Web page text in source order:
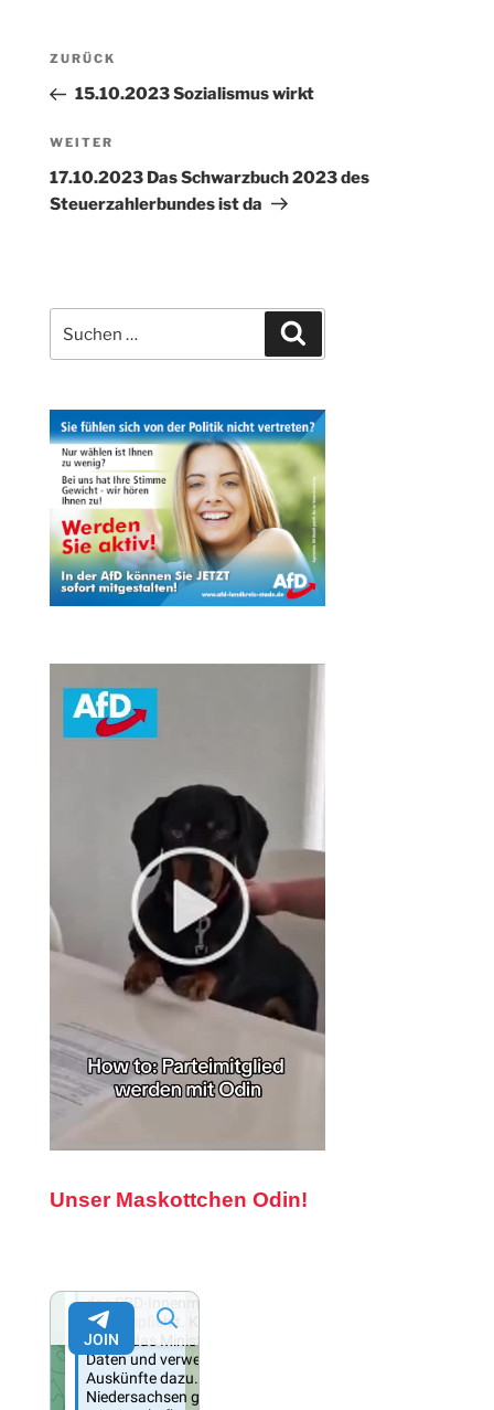
Beitragsnavigation
Vorheriger
Beitrag
ZURÜCK
15.10.2023 Sozialismus wirkt
Nächster
Beitrag
WEITER
17.10.2023 Das Schwarzbuch 2023 des
Steuerzahlerbundes ist da
nach:
Unser Maskottchen Odin!